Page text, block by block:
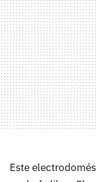
Este